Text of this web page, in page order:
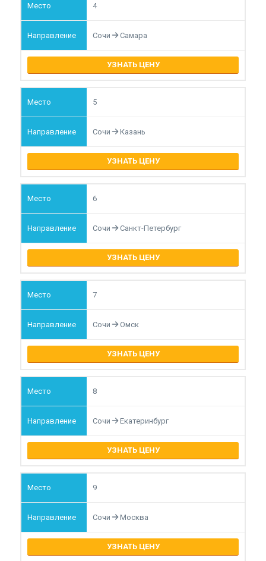
4
Сочи Самара
УЗНАТЬ ЦЕНУ
5
Сочи Казань
УЗНАТЬ ЦЕНУ
6
Сочи Санкт-Петербург
УЗНАТЬ ЦЕНУ
7
Сочи Омск
УЗНАТЬ ЦЕНУ
8
Сочи Екатеринбург
УЗНАТЬ ЦЕНУ
9
Сочи Москва
УЗНАТЬ ЦЕНУ